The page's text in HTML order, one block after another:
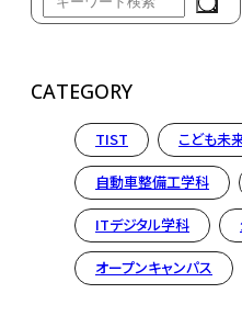
CATEGORY
TIST こども未
自動車整備工学科
ITデジタル学科
オープンキャンパス